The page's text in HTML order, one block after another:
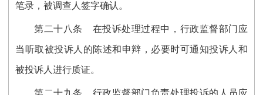
笔录，被调查人签字确认。
第二十八条 在投诉处理过程中， 行政监督部门应
当听取被投诉人的陈述和申辩，必要时可通知投诉人和
被投诉人进行质证。